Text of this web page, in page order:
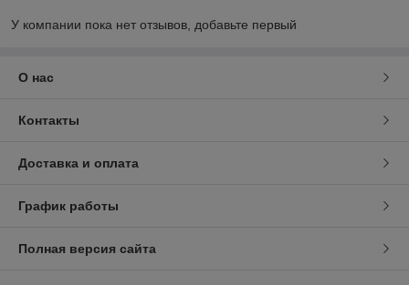
У компании пока нет отзывов, добавьте первый
О нас
Контакты
Доставка и оплата
График работы
Полная версия сайта